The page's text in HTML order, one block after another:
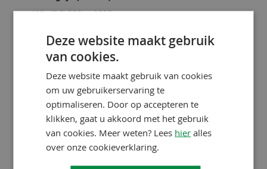
Wit (RC-990)- 2235
Licht eiken (RC-365)
Noten (RC-660)
- 2242
Ebben (RC-790)- 2243
Teak (RC-545)- 2244
Dennengroen (RC-960)- 2245
Deze website maakt gebruik
van cookies.
Deze website maakt gebruik van cookies
om uw gebruikerservaring te
optimaliseren. Door op accepteren te
klikken, gaat u akkoord met het gebruik
van cookies. Meer weten? Lees hier alles
over onze cookieverklaring.